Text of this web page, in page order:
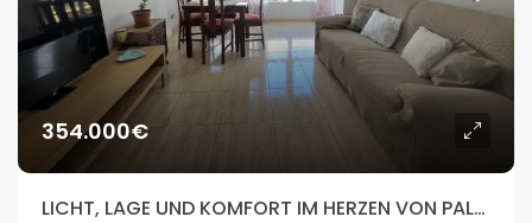
354.000€
LICHT, LAGE UND KOMFORT IM HERZEN VON PALMA